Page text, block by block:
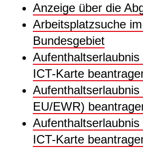
Anzeige über die
Arbeitsplatzsuche
Bundesgebiet
ICT-Karte
EU/EWR)
ICT-Karte